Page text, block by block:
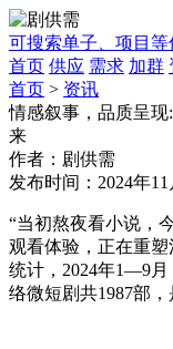
可搜索单子、项目等
首页 供应 需求 加群
首页 > 资讯
情感叙事，品质呈
来
作者： 剧供需
发布时间： 2024年11
“当初熬夜看小说，
观看体验，正在重
统计，2024年1—9月
络微短剧共1987部，